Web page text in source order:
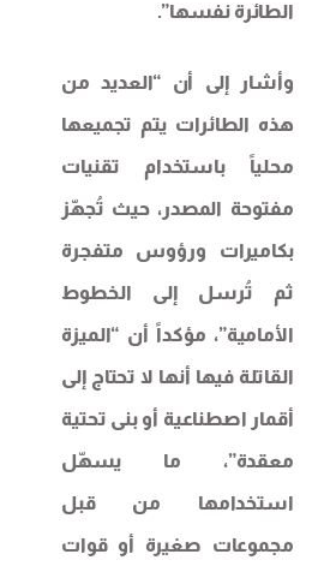
الطائرة نفسها”.
وأشار إلى أن “العديد من
هذه الطائرات يتم تجميعها
محلياً باستخدام تقنيات
مفتوحة المصدر، حيث تُجهّز
بكاميرات ورؤوس متفجرة
ثم تُرسل إلى الخطوط
الأمامية”، مؤكداً أن “الميزة
القاتلة فيها أنها لا تحتاج إلى
أقمار اصطناعية أو بنى تحتية
معقدة”، ما يسهّل
استخدامها من قبل
مجموعات صغيرة أو قوات